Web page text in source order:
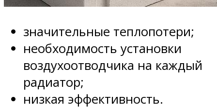
значительные теплопотери;
необходимость установки
воздухоотводчика на каждый
радиатор;
низкая эффективность.